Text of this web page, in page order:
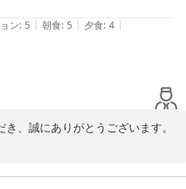
おります。
ます。お世話になりました。
ン: 5 | 朝食: 5 | 夕食: 4 |
、誠にありがとうございます。
。